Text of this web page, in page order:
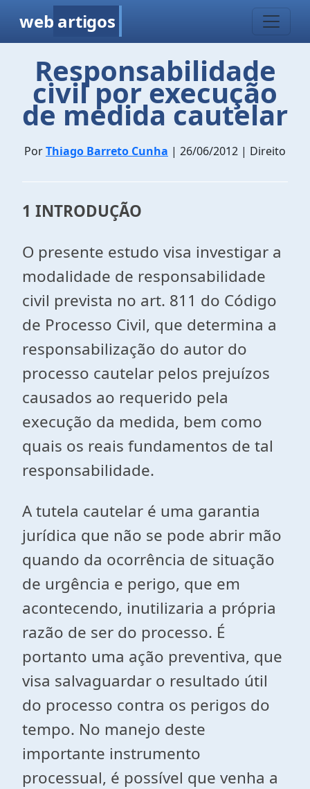
web artigos
Responsabilidade
civil por execução
de medida cautelar
PorThiago Barreto Cunha | 26/06/2012 | Direito
1 INTRODUÇÃO
O presente estudo visa investigar a
modalidade de responsabilidade
civil prevista no art. 811 do Código
de Processo Civil, que determina a
responsabilização do autor do
processo cautelar pelos prejuízos
causados ao requerido pela
execução da medida, bem como
quais os reais fundamentos de tal
responsabilidade.
A tutela cautelar é uma garantia
jurídica que não se pode abrir mão
quando da ocorrência de situação
de urgência e perigo, que em
acontecendo, inutilizaria a própria
razão de ser do processo. É
portanto uma ação preventiva, que
visa salvaguardar o resultado útil
do processo contra os perigos do
tempo. No manejo deste
importante instrumento
processual, é possível que venha a